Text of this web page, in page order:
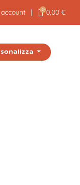
0 0,00 €